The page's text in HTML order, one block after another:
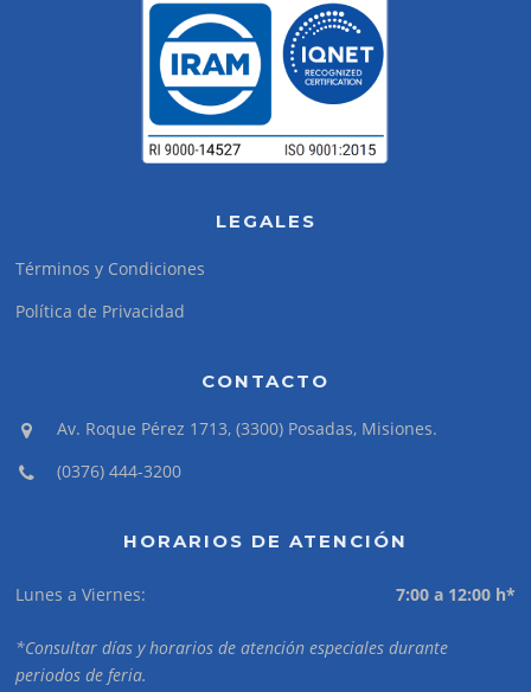
LEGALES
Términos y Condiciones
Política de Privacidad
CONTACTO
Av. Roque Pérez 1713, (3300) Posadas, Misiones.
(0376) 444-3200
HORARIOS DE ATENCIÓN
Lunes a Viernes: 7:00 a 12:00 h*
*Consultar días y horarios de atención especiales durante
periodos de feria.